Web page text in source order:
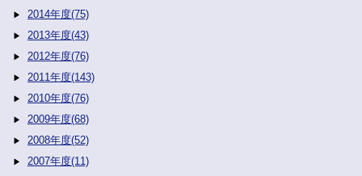
2014年度(75)
2013年度(43)
2012年度(76)
2011年度(143)
2010年度(76)
2009年度(68)
2008年度(52)
2007年度(11)